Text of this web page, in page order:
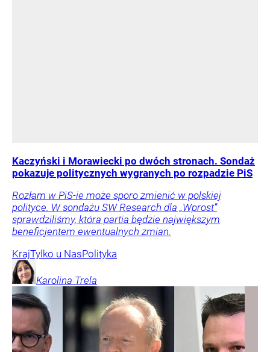
Kaczyński i Morawiecki po dwóch stronach. Sondaż
pokazuje politycznych wygranych po rozpadzie PiS
Rozłam w PiS-ie może sporo zmienić w polskiej
polityce. W sondażu SW Research dla „Wprost”
sprawdziliśmy, która partia będzie największym
beneficjentem ewentualnych zmian.
KrajTylko u NasPolityka
Karolina Trela